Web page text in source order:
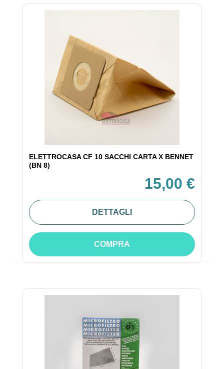
ELETTROCASA CF 10 SACCHI CARTA X BENNET
(BN 8)
15,00 €
DETTAGLI
COMPRA